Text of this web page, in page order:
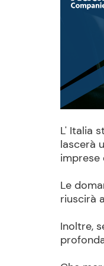
L' Italia
lascerà
imprese
Le
riuscirà
Inoltre,